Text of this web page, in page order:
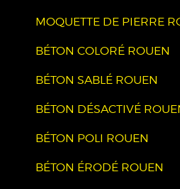
MOQUETTE DE PIERRE
BÉTON COLORÉ ROUEN
BÉTON SABLÉ ROUEN
BÉTON DÉSACTIVÉ
BÉTON POLI ROUEN
BÉTON ÉRODÉ ROUEN